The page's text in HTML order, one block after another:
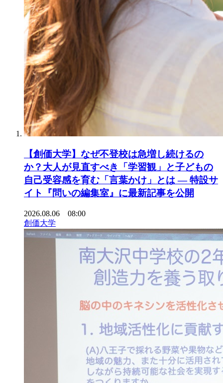
【創価大学】なぜ不登校は急増し続けるの
か？大人が見直すべき「学習観」と子どもの
自己受容感を育む「言葉かけ」とは ― 特設サ
イト『問いの編集室』に最新記事を公開
2026.08.06 08:00
創価大学